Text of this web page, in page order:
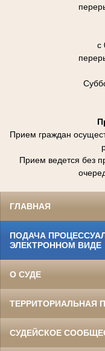
с
Прием граждан
Прием ведется без
ГЛАВНАЯ
ПОДАЧА
ЭЛЕКТРОННОМ ВИДЕ
О СУДЕ
ТЕРРИТОРИАЛЬНАЯ
СУДЕЙСКОЕ